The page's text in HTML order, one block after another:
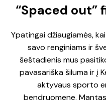
“Spaced
Ypatingai džiaugiamės,
savo renginiams ir
šeštadienis mus
pavasariška šiluma ir į
aktyvaus sporto
bendruomene.